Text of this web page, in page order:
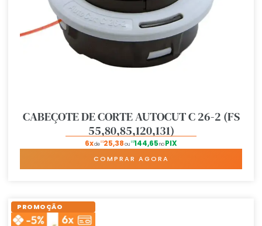
CABEÇOTE DE CORTE AUTOCUT C 26-2 (FS
55,80,85,120,131)
6xdeR$25,38ou R$144,65noPIX
COMPRAR AGORA
PROMOÇÃO